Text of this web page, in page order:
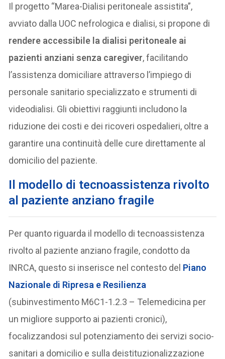
Il progetto “Marea-Dialisi peritoneale assistita”,
avviato dalla UOC nefrologica e dialisi, si propone di
rendere accessibile la dialisi peritoneale ai
pazienti anziani senza caregiver, facilitando
l’assistenza domiciliare attraverso l’impiego di
personale sanitario specializzato e strumenti di
videodialisi. Gli obiettivi raggiunti includono la
riduzione dei costi e dei ricoveri ospedalieri, oltre a
garantire una continuità delle cure direttamente al
domicilio del paziente.
Il modello di tecnoassistenza rivolto
al paziente anziano fragile
Per quanto riguarda il modello di tecnoassistenza
rivolto al paziente anziano fragile, condotto da
INRCA, questo si inserisce nel contesto del Piano
Nazionale di Ripresa e Resilienza
(subinvestimento M6C1-1.2.3 – Telemedicina per
un migliore supporto ai pazienti cronici),
focalizzandosi sul potenziamento dei servizi socio-
sanitari a domicilio e sulla deistituzionalizzazione